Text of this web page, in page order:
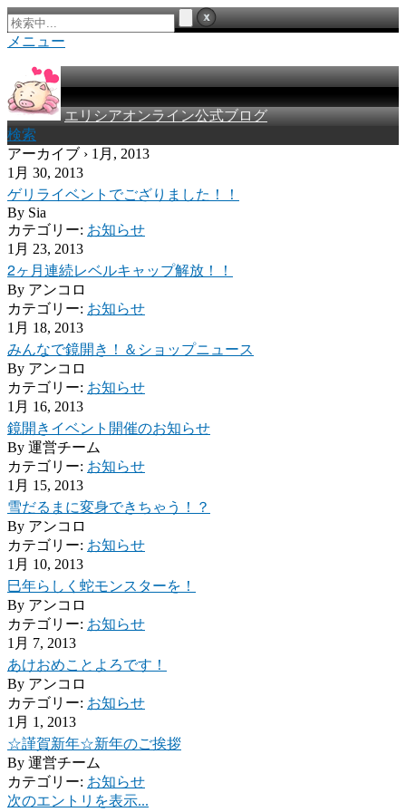
メニュー
エリシアオンライン公式ブログ
検索
アーカイブ › 1月, 2013
1月 30, 2013
ゲリライベントでござりました！！
By Sia
カテゴリー: お知らせ
1月 23, 2013
2ヶ月連続レベルキャップ解放！！
By アンコロ
カテゴリー: お知らせ
1月 18, 2013
みんなで鏡開き！＆ショップニュース
By アンコロ
カテゴリー: お知らせ
1月 16, 2013
鏡開きイベント開催のお知らせ
By 運営チーム
カテゴリー: お知らせ
1月 15, 2013
雪だるまに変身できちゃう！？
By アンコロ
カテゴリー: お知らせ
1月 10, 2013
巳年らしく蛇モンスターを！
By アンコロ
カテゴリー: お知らせ
1月 7, 2013
あけおめことよろです！
By アンコロ
カテゴリー: お知らせ
1月 1, 2013
☆謹賀新年☆新年のご挨拶
By 運営チーム
カテゴリー: お知らせ
次のエントリを表示...